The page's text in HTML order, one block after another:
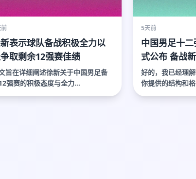
表示球队备战积极全力以
取剩余12强赛佳绩
旨在详细阐述徐新关于中国男足备
强赛的积极态度与全力...
5天前
中国男足十
式公布 备战
好的，我已经理
你提供的结构和